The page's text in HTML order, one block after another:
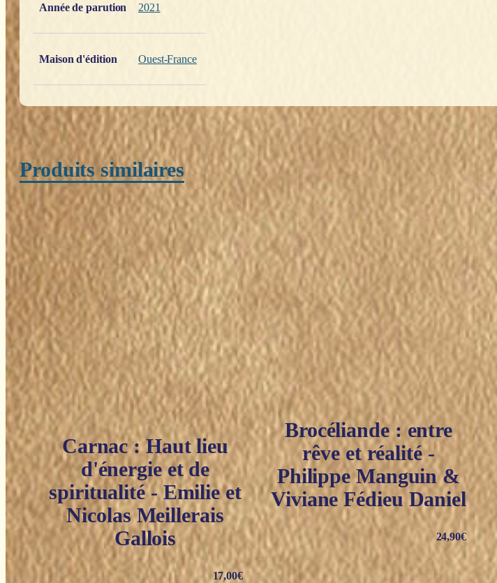
Année de parution 2021
Maison d'édition Ouest-France
Produits similaires
Carnac : Haut lieu
d'énergie et de
spiritualité - Emilie et
Nicolas Meillerais
Gallois
17,00€
Brocéliande : entre
rêve et réalité -
Philippe Manguin &
Viviane Fédieu Daniel
24,90€